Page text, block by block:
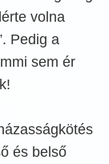
volna
Pedig a
sem ér
és belső